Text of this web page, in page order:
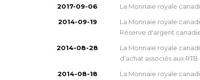
2017-09-06
La Monnaie royale
2014-09-19
La Monnaie royale
Réserve d'argent
2014-08-28
La Monnaie royale
d’achat associés aux
2014-08-18
La Monnaie royale